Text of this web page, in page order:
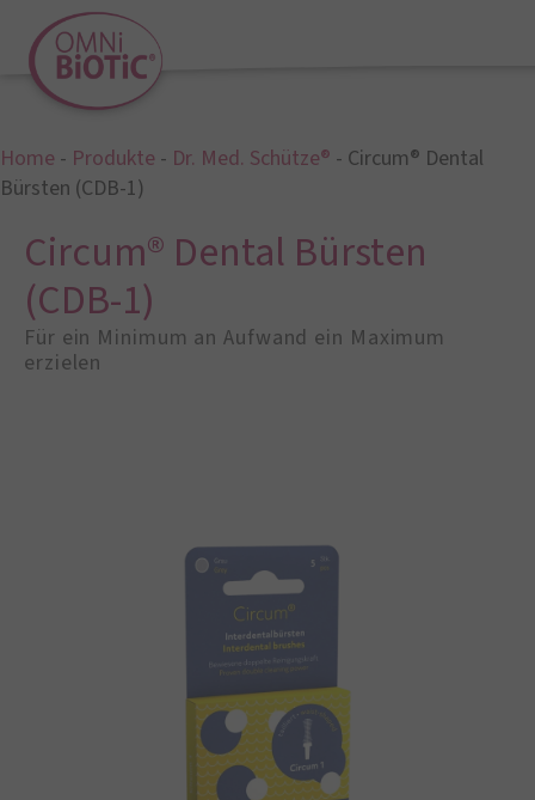
Home - Produkte - Dr. Med. Schütze® - Circum® Dental
Bürsten (CDB-1)
Circum® Dental Bürsten
(CDB-1)
Für ein Minimum an Aufwand ein Maximum
erzielen